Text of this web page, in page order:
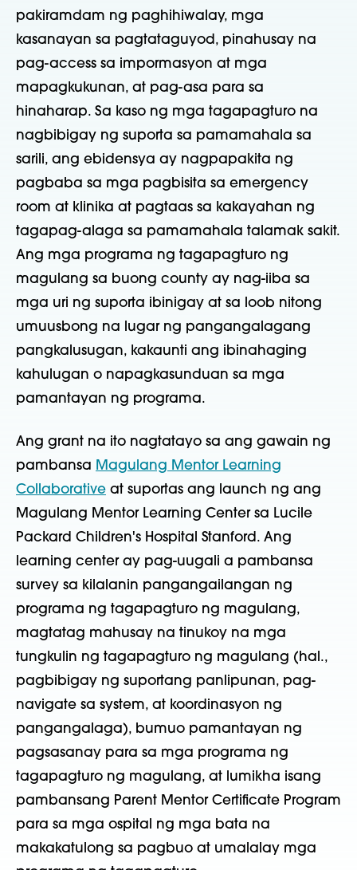
pakiramdam ng paghihiwalay, mga
kasanayan sa pagtataguyod, pinahusay na
pag-access sa impormasyon at mga
mapagkukunan, at pag-asa para sa
hinaharap. Sa kaso ng mga tagapagturo na
nagbibigay ng suporta sa pamamahala sa
sarili, ang ebidensya ay nagpapakita ng
pagbaba sa mga pagbisita sa emergency
room at klinika at pagtaas sa kakayahan ng
tagapag-alaga sa pamamahala talamak sakit.
Ang mga programa ng tagapagturo ng
magulang sa buong county ay nag-iiba sa
mga uri ng suporta ibinigay at sa loob nitong
umuusbong na lugar ng pangangalagang
pangkalusugan, kakaunti ang ibinahaging
kahulugan o napagkasunduan sa mga
pamantayan ng programa.
Ang grant na ito nagtatayo sa ang gawain ng
pambansa Magulang Mentor Learning
Collaborative at suportas ang launch ng ang
Magulang Mentor Learning Center sa Lucile
Packard Children's Hospital Stanford. Ang
learning center ay pag-uugali a pambansa
survey sa kilalanin pangangailangan ng
programa ng tagapagturo ng magulang,
magtatag mahusay na tinukoy na mga
tungkulin ng tagapagturo ng magulang (hal.,
pagbibigay ng suportang panlipunan, pag-
navigate sa system, at koordinasyon ng
pangangalaga), bumuo pamantayan ng
pagsasanay para sa mga programa ng
tagapagturo ng magulang, at lumikha isang
pambansang Parent Mentor Certificate Program
para sa mga ospital ng mga bata na
makakatulong sa pagbuo at umalalay mga